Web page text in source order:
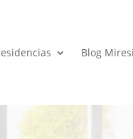
Blog Miresi